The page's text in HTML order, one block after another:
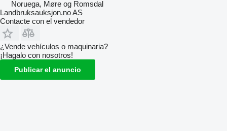
Noruega, Møre og Romsdal
Landbruksauksjon.no AS
Contacte con el vendedor
¿Vende vehículos o maquinaria?
¡Hagalo con nosotros!
Publicar el anuncio